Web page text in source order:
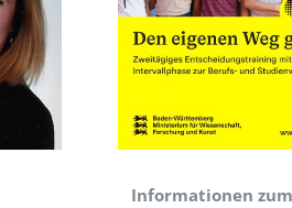
Informationen zum